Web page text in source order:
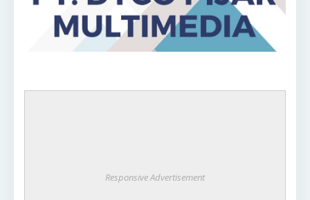
Responsive Advertisement